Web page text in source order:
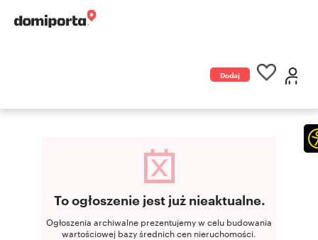
Dodaj
To ogłoszenie jest już nieaktualne.
Ogłoszenia archiwalne prezentujemy w celu budowania
wartościowej bazy średnich cen nieruchomości.